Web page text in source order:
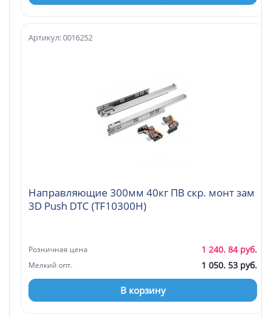
Направляющие 300мм 40кг ПВ скр. монт зам
3D Push DTC (TF10300H)
Артикул: 0016252
Розничная цена 1 240. 84 руб.
Мелкий опт. 1 050. 53 руб.
В корзину